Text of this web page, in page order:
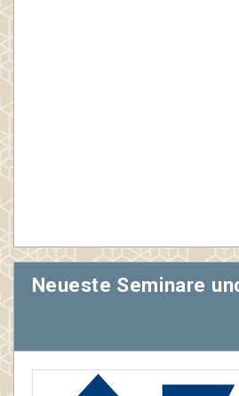
Neueste Seminare